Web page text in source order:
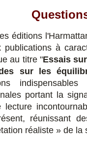
éditions
publications à
au titre "Essais
sur les
portant la
lecture
réunissant
réaliste » de la